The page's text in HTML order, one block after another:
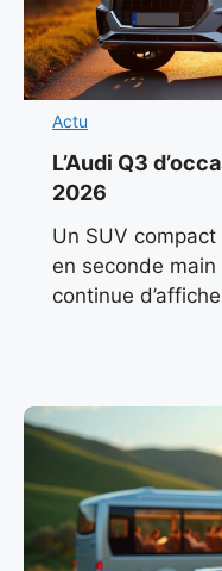
Actu
L’Audi Q3
2026
Un SUV
en seconde main
continue